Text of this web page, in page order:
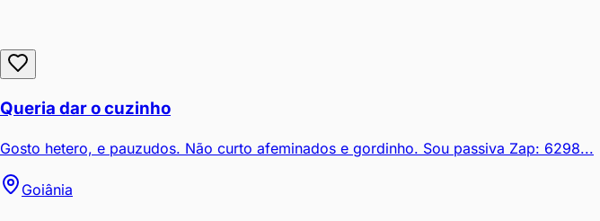
Queria dar o cuzinho
Gosto hetero, e pauzudos. Não curto afeminados e gordinho. Sou passiva Zap: 6298...
Goiânia